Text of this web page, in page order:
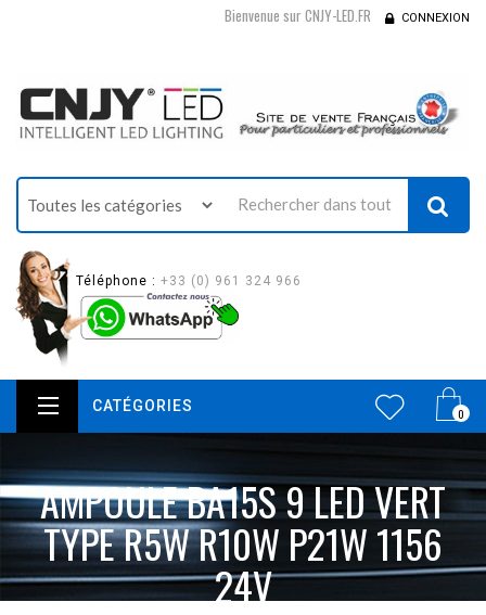
Bienvenue sur CNJY-LED.FR CONNEXION
Téléphone : +33 (0) 961 324 966
0
CATÉGORIES
AMPOULE BA15S 9 LED VERT
TYPE R5W R10W P21W 1156
24V